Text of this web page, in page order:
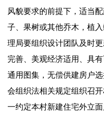
风貌要求的前提下，适当
子、果树或其他乔木，植
理局要组织设计团队及时
完善、美观经济适用、具
通用图集，无偿供建房户
会组织法相关规定组织召
一约定本村新建住宅外立面